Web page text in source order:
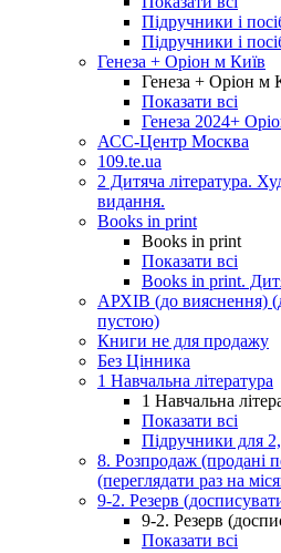
Підручники і
Підручники і
Генеза + Оріон м Київ
Генеза + Оріон м
Показати всі
Генеза 2024+
АСС-Центр Москва
109.te.ua
2 Дитяча література.
видання.
Books in print
Books in print
Показати всі
Books in print.
АРХІВ (до вияснення)
пустою)
Книги не для продажу
Без Цінника
1 Навчальна література
1 Навчальна
Показати всі
Підручники для 2,
8. Розпродаж (продані
(переглядати раз на
9-2. Резерв
9-2. Резерв
Показати всі